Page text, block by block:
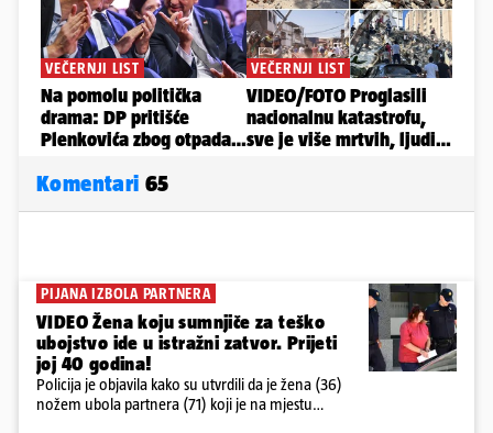
Komentari 65
PIJANA IZBOLA PARTNERA
VIDEO Žena koju sumnjiče za teško
ubojstvo ide u istražni zatvor. Prijeti
joj 40 godina!
Policija je objavila kako su utvrdili da je žena (36)
nožem ubola partnera (71) koji je na mjestu